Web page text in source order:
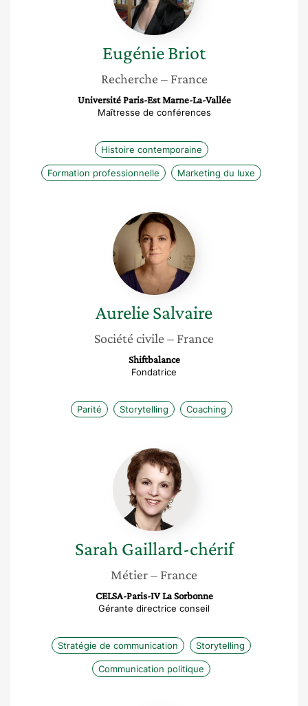
EugénieBriot
Recherche – France
Université Paris-Est Marne-La-Vallée
Maîtresse de conférences
Histoire contemporaine
Formation professionnelle Marketing du luxe
Aurelie
Salvaire
AurelieSalvaire
Société civile – France
Shiftbalance
Fondatrice
Parité Storytelling Coaching
Sarah
Gaillard-
chérif
Sarah Gaillard-chérif
Métier– France
CELSA-Paris-IV La Sorbonne
Gérante directrice conseil
Stratégie de communication Storytelling
Communication politique